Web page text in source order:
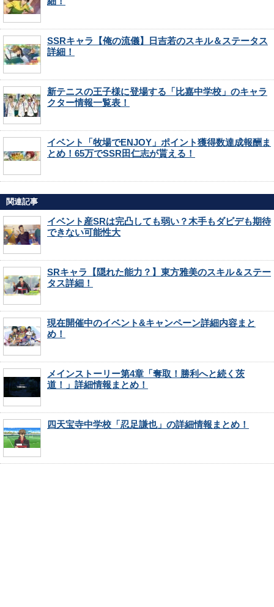
SSRキャラ【俺の流儀】日吉若のスキル＆ステータス
詳細！
新テニスの王子様に登場する「比嘉中学校」のキャラ
クター情報一覧表！
イベント「牧場でENJOY」ポイント獲得数達成報酬ま
とめ！65万でSSR田仁志が貰える！
関連記事
イベント産SRは完凸しても弱い？木手もダビデも期待
できない可能性大
SRキャラ【隠れた能力？】東方雅美のスキル＆ステー
タス詳細！
現在開催中のイベント&キャンペーン詳細内容まと
め！
メインストーリー第4章「奪取！勝利へと続く茨
道！」詳細情報まとめ！
四天宝寺中学校「忍足謙也」の詳細情報まとめ！